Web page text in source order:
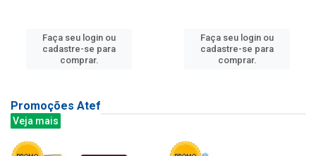
Faça seu login ou
cadastre-se para
comprar.
Faça seu login ou
cadastre-se para
comprar.
Promoções Atef
Veja mais